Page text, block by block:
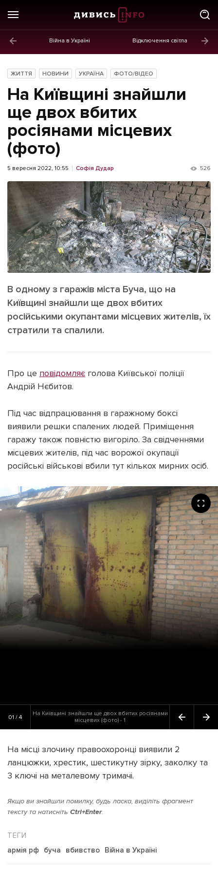
Війна в Україні Відключення світла
Новини
Політика
Економіка
Бізнес
Життя
Культура
Афіша
ІНШЕ
Інтерв'ю
Картки
Репортаж
Розслідування
Погляди
Ініціативи
Лонгріди
Прес-релізи
Фото/Відео
Made in Lviv
Зв'язатися з нами
[email protected]
Підтримати dyvys.info
ЖИТТЯ НОВИНИ УКРАЇНА ФОТО/ВІДЕО
На Київщині знайшли
ще двох вбитих
росіянами місцевих
(фото)
5 вересня 2022, 10:55 Софія Дудар 526
В одному з гаражів міста Буча, що на
Київщині знайшли ще двох вбитих
російськими окупантами місцевих жителів, їх
стратили та спалили.
Про це повідомляє голова Київської поліції
Андрій Нєбитов.
Під час відпрацювання в гаражному боксі
виявили решки спалених людей. Приміщення
гаражу також повністю вигоріло. За свідченнями
місцевих жителів, під час ворожої окупації
російські військові вбили тут кількох мирних осіб.
01 / 4
На Київщині знайшли ще двох вбитих росіянами
місцевих (фото) - 1
На місці злочину правоохоронці виявили 2
ланцюжки, хрестик, шестикутну зірку, заколку та
3 ключі на металевому тримачі.
Якщо ви знайшли помилку, будь ласка, виділіть фрагмент
тексту та натисніть Ctrl+Enter.
армія рф буча вбивство Війна в Україні